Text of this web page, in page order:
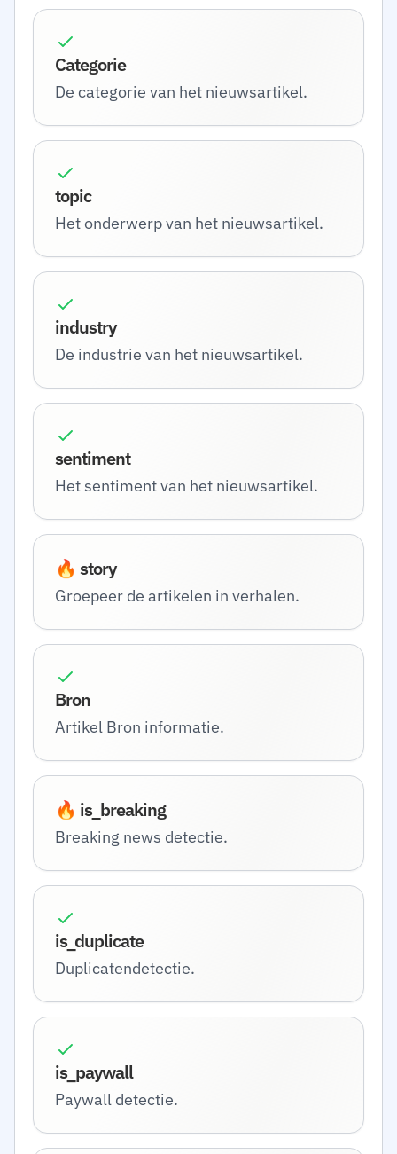
Categorie
De categorie van het nieuwsartikel.
topic
Het onderwerp van het nieuwsartikel.
industry
De industrie van het nieuwsartikel.
sentiment
Het sentiment van het nieuwsartikel.
🔥 story
Groepeer de artikelen in verhalen.
Bron
Artikel Bron informatie.
🔥 is_breaking
Breaking news detectie.
is_duplicate
Duplicatendetectie.
is_paywall
Paywall detectie.